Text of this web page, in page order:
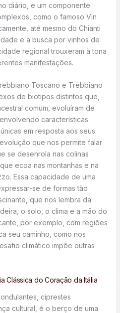
diário, e um componente
como o famoso Vin
até mesmo do Chianti
e a busca por vinhos de
regional trouxeram à tona
manifestações.
Toscano e Trebbiano
de biotipos distintos que,
comum, evoluíram de
características
em resposta aos seus
que nos permite falar
se desenrola nas colinas
ecoa nas montanhas e na
Essa capacidade de uma
se de formas tão
que nos lembra da
o solo, o clima e a mão do
por exemplo, com regiões
seu caminho, como nos
climático impõe outras
Clássica do Coração da Itália
ciprestes
cultural, é o berço de uma